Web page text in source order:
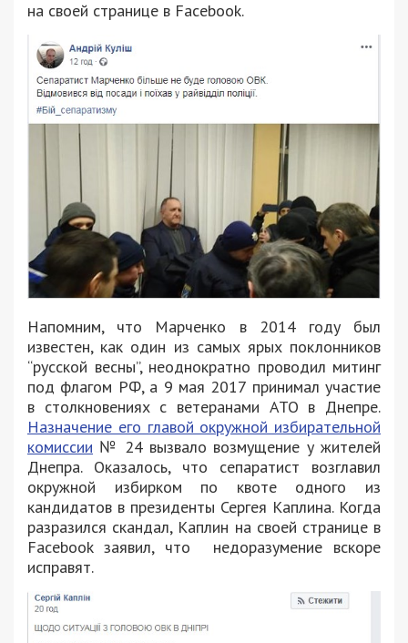
на своей странице в Facebook.
Напомним, что Марченко в 2014 году был
известен, как один из самых ярых поклонников
“русской весны”, неоднократно проводил митинг
под флагом РФ, а 9 мая 2017 принимал участие
в столкновениях с ветеранами АТО в Днепре.
Назначение его главой окружной избирательной
комиссии № 24 вызвало возмущение у жителей
Днепра. Оказалось, что сепаратист возглавил
окружной избирком по квоте одного из
кандидатов в президенты Сергея Каплина. Когда
разразился скандал, Каплин на своей странице в
Facebook заявил, что недоразумение вскоре
исправят.